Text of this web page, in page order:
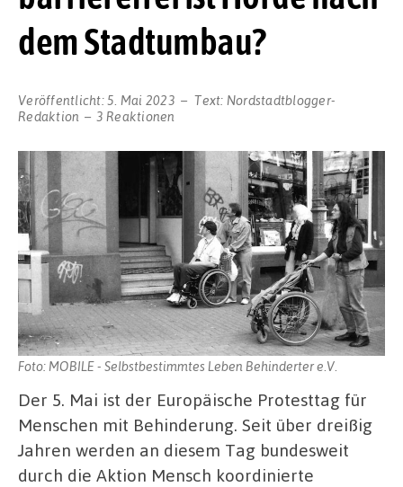
dem Stadtumbau?
Veröffentlicht:5. Mai 2023 Text: Nordstadtblogger-
Redaktion
3 Reaktionen
Foto: MOBILE - Selbstbestimmtes Leben Behinderter e.V.
Der 5. Mai ist der Europäische Protesttag für
Menschen mit Behinderung. Seit über dreißig
Jahren werden an diesem Tag bundesweit
durch die Aktion Mensch koordinierte